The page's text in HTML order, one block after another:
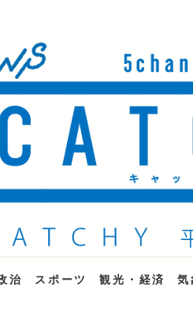
治 スポーツ 観光・経済 気